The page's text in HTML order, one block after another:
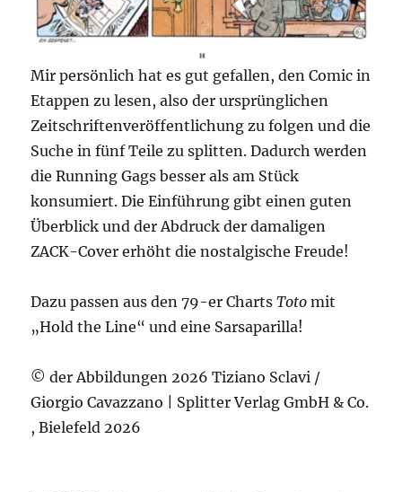
Mir persönlich hat es gut gefallen, den Comic in
Etappen zu lesen, also der ursprünglichen
Zeitschriftenveröffentlichung zu folgen und die
Suche in fünf Teile zu splitten. Dadurch werden
die Running Gags besser als am Stück
konsumiert. Die Einführung gibt einen guten
Überblick und der Abdruck der damaligen
ZACK-Cover erhöht die nostalgische Freude!
Dazu passen aus den 79-er ChartsToto mit
„Hold the Line“ und eine Sarsaparilla!
© der Abbildungen 2026 Tiziano Sclavi /
Giorgio Cavazzano | Splitter Verlag GmbH & Co.
, Bielefeld 2026